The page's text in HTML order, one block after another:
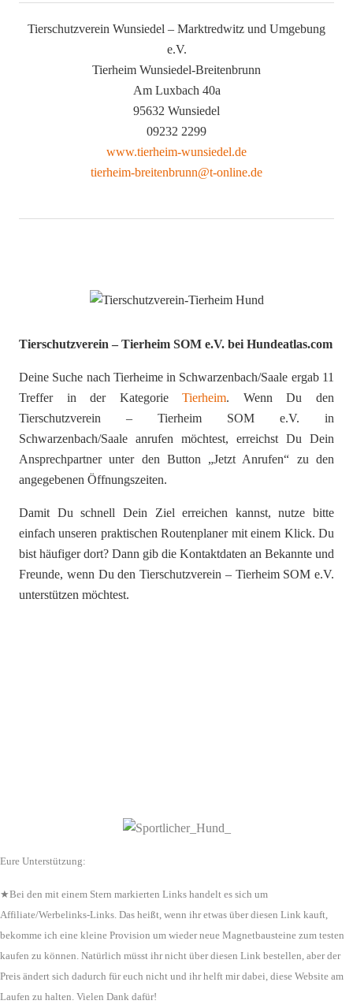
Tierschutzverein Wunsiedel – Marktredwitz und Umgebung
e.V.
Tierheim Wunsiedel-Breitenbrunn
Am Luxbach 40a
95632 Wunsiedel
09232 2299
www.tierheim-wunsiedel.de
tierheim-breitenbrunn@t-online.de
Tierschutzverein – Tierheim SOM e.V. bei Hundeatlas.com
Deine Suche nach Tierheime in Schwarzenbach/Saale ergab 11
Treffer in der KategorieTierheim. Wenn Du den
Tierschutzverein – Tierheim SOM e.V. in
Schwarzenbach/Saale anrufen möchtest, erreichst Du Dein
Ansprechpartner unter den Button „Jetzt Anrufen“ zu den
angegebenen Öffnungszeiten.
Damit Du schnell Dein Ziel erreichen kannst, nutze bitte
einfach unseren praktischen Routenplaner mit einem Klick. Du
bist häufiger dort? Dann gib die Kontaktdaten an Bekannte und
Freunde, wenn Du den Tierschutzverein – Tierheim SOM e.V.
unterstützen möchtest.
Eure Unterstützung:
★Bei den mit einem Stern markierten Links handelt es sich um
Affiliate/Werbelinks-Links. Das heißt, wenn ihr etwas über diesen Link kauft,
bekomme ich eine kleine Provision um wieder neue Magnetbausteine zum testen
kaufen zu können. Natürlich müsst ihr nicht über diesen Link bestellen, aber der
Preis ändert sich dadurch für euch nicht und ihr helft mir dabei, diese Website am
Laufen zu halten. Vielen Dank dafür!